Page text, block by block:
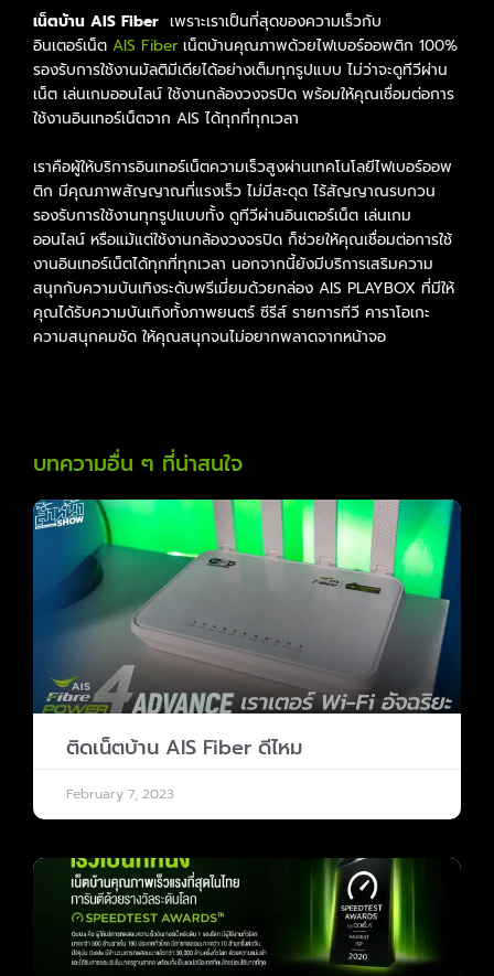
เน็ตบ้าน AIS Fiber เพราะเราเป็นที่สุดของความเร็วกับ
อินเตอร์เน็ต AIS Fiber เน็ตบ้านคุณภาพด้วยไฟเบอร์ออพติก 100%
รองรับการใช้งานมัลติมีเดียได้อย่างเต็มทุกรูปแบบ ไม่ว่าจะดูทีวีผ่าน
เน็ต เล่นเกมออนไลน์ ใช้งานกล้องวงจรปิด พร้อมให้คุณเชื่อมต่อการ
ใช้งานอินเทอร์เน็ตจาก AIS ได้ทุกที่ทุกเวลา
เราคือผู้ให้บริการอินเทอร์เน็ตความเร็วสูงผ่านเทคโนโลยีไฟเบอร์ออพ
ติก มีคุณภาพสัญญาณที่แรงเร็ว ไม่มีสะดุด ไร้สัญญาณรบกวน
รองรับการใช้งานทุกรูปแบบทั้ง ดูทีวีผ่านอินเตอร์เน็ต เล่นเกม
ออนไลน์ หรือแม้แต่ใช้งานกล้องวงจรปิด ก็ช่วยให้คุณเชื่อมต่อการใช้
งานอินเทอร์เน็ตได้ทุกที่ทุกเวลา นอกจากนี้ยังมีบริการเสริมความ
สนุกกับความบันเทิงระดับพรีเมี่ยมด้วยกล่อง AIS PLAYBOX ที่มีให้
คุณได้รับความบันเทิงทั้งภาพยนตร์ ซีรีส์ รายการทีวี คาราโอเกะ
ความสนุกคมชัด ให้คุณสนุกจนไม่อยากพลาดจากหน้าจอ
บทความอื่น ๆ ที่น่าสนใจ
ติดเน็ตบ้าน AIS Fiber ดีไหม
February 7, 2023
P
a
g
P
g
P
a
g
P
a
g
e